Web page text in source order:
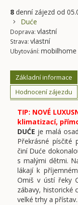
8 denní zájezd od
Duće
Doprava: vlastní
Strava: vlastní
Ubytování: mobilhome
Základní informace
Hodnocení zájezdu
TIP: NOVÉ
klimatizací,
DUĆE je malá
Překrásné písčité
činí Duće
s malými dětmi.
lákají k
Omiš v ústí řeky
zábavy, historické
velké trhy a přístav.